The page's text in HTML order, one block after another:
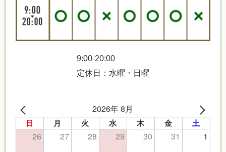
9:00-20:00
定休日：水曜・日曜
2026年 8月
日 月 火 水 木 金 土
26 27 28 29 30 31
1